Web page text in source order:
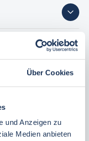
Über Cookies
und Anzeigen zu
Medien anbieten